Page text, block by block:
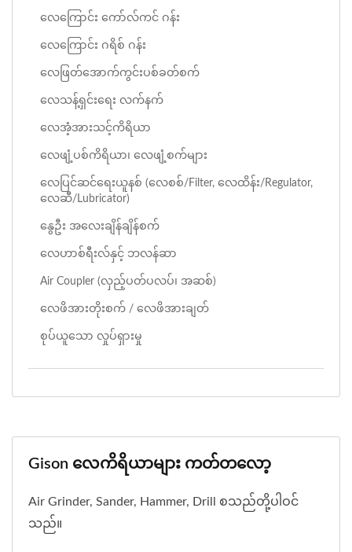
လေကြောင်း ကော်လ်ကင် ဂန်း
လေကြောင်း ဂရိစ် ဂန်း
လေဖြတ်အောက်ကွင်းပစ်ခတ်စက်
လေသန့်ရှင်းရေး လက်နက်
လေအံ့အားသင့်ကိရိယာ
လေဖျံ့ပစ်ကိရိယာ၊ လေဖျံ့စက်များ
လေပြင်ဆင်ရေးယူနစ် (လေစစ်/filter, လေထိန်း/regulator,
လေဆီ/lubricator)
နွေဦး အလေးချိန်ချိန်စက်
လေဟာစ်ရီးလ်နှင့် ဘလန်ဆာ
Air Coupler (လှည့်ပတ်ပလပ်၊ အဆစ်)
လေဖိအားတိုးစက် / လေဖိအားချတ်
စုပ်ယူသော လှုပ်ရှားမှု
Gison လေကိရိယာများ ကတ်တလော့
Air Grinder, Sander, Hammer, Drill စသည်တို့ပါဝင်
သည်။